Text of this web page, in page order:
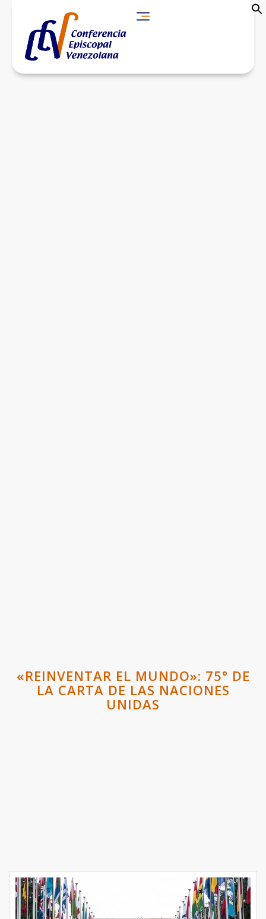
«REINVENTAR EL MUNDO»: 75° DE
LA CARTA DE LAS NACIONES
UNIDAS